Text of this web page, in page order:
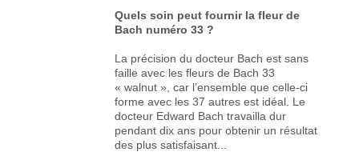
Quels soin peut fournir la fleur de
Bach numéro 33 ?
La précision du docteur Bach est sans
faille avec les fleurs de Bach 33
« walnut », car l’ensemble que celle-ci
forme avec les 37 autres est idéal. Le
docteur Edward Bach travailla dur
pendant dix ans pour obtenir un résultat
des plus satisfaisant...